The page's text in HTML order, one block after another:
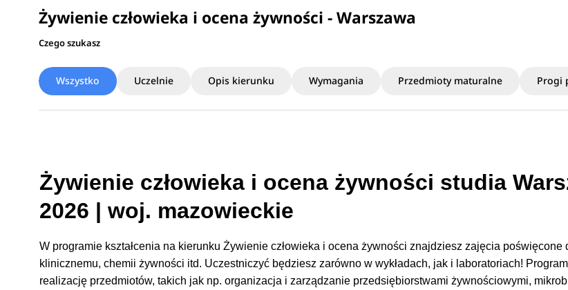
Żywienie człowieka i ocena żywności - Warszawa
Czego szukasz
Wszystko Uczelnie Opis kierunku Wymagania Przedmioty maturalne Progi
Żywienie człowieka i ocena żywności studia
2026 | woj. mazowieckie
W programie kształcenia na kierunku Żywienie człowieka i ocena żywności znajdziesz zajęcia poświęcone
klinicznemu, chemii żywności itd. Uczestniczyć będziesz zarówno w wykładach, jak i laboratoriach!
realizację przedmiotów, takich jak np. organizacja i zarządzanie przedsiębiorstwami żywnościowymi,